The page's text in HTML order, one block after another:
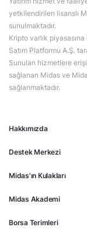
Hakkımızda
Destek Merkezi
Midas'ın Kulakları
Midas Akademi
Borsa Terimleri
yetkilendirilen lisanslı
sunulmaktadır.
Kripto varlık
Satım Platformu A.Ş.
Sunulan hizmetlere
sağlanan Midas ve
sağlanmaktadır.